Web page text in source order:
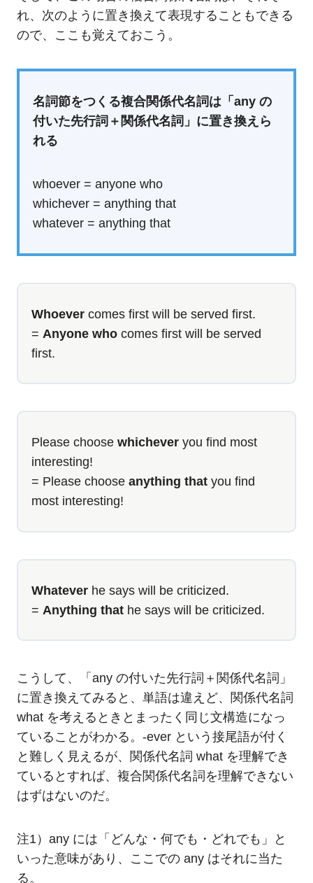
れ、次のように置き換えて表現することもできる
ので、ここも覚えておこう。
名詞節をつくる複合関係代名詞は「any の
付いた先行詞＋関係代名詞」に置き換えら
れる
whoever = anyone who
whichever = anything that
whatever = anything that
Whoever comes first will be served first.
= Anyone who comes first will be served
first.
Please choose whichever you find most
interesting!
= Please choose anything that you find
most interesting!
Whatever he says will be criticized.
= Anything that he says will be criticized.
こうして、「any の付いた先行詞＋関係代名詞」
に置き換えてみると、単語は違えど、関係代名詞
what を考えるときとまったく同じ文構造になっ
ていることがわかる。-ever という接尾語が付く
と難しく見えるが、関係代名詞 what を理解でき
ているとすれば、複合関係代名詞を理解できない
はずはないのだ。
注1）any には「どんな・何でも・どれでも」と
いった意味があり、ここでの any はそれに当た
る。